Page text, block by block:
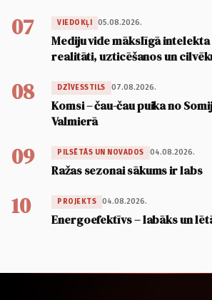
07 VIEDOKĻI 05.08.2026.
Mediju vide mākslīgā
realitāti, uzticēšanos un
08 DZĪVESSTILS 07.08.2026.
Komsi – čau-čau puika no
Valmierā
09 PILSĒTĀS UN NOVADOS 04.08.2026.
Ražas sezonai sākums ir labs
10 PROJEKTS 04.08.2026.
Energoefektīvs – labāks un